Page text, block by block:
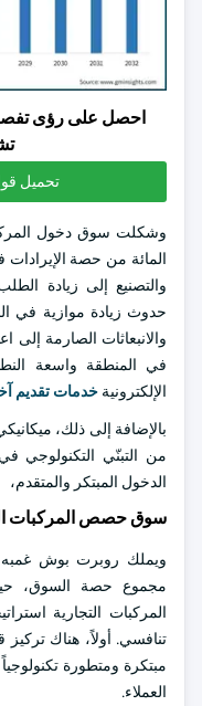
احصل على رؤى
تحميل
والتصنيع إلى زيادة
حدوث زيادة موازية في
والانبعاثات الصارمة إلى
في المنطقة واسعة
الإلكترونية خدمات تقديم
بالإضافة إلى ذلك،
من التبنّي التكنولوجي
الدخول المبتكر والمتقدم،
سوق حصص المركبات
مجموع حصة السوق،
المركبات التجارية
تنافسي. أولاً، هناك
مبتكرة ومتطورة
العملاء.